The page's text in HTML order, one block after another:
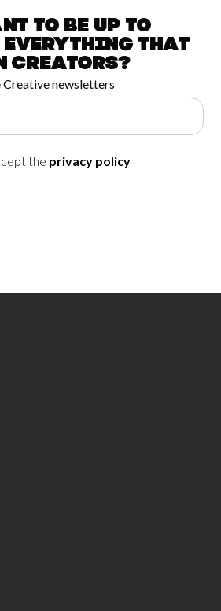
to be up to
everything that
Creators?
Creative newsletters
the privacy policy